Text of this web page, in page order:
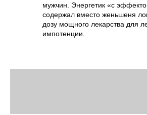
мужчин. Энергетик «с
содержал вместо женьшеня
дозу мощного лекарства для
импотенции.